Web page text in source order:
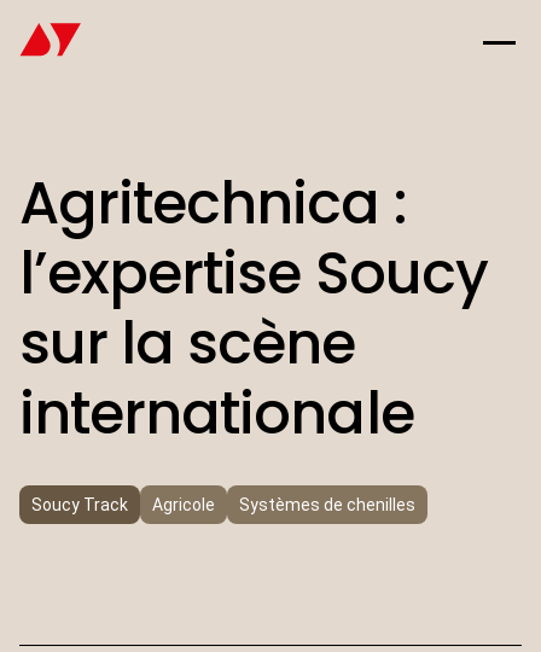
Agritechnica :
l’expertise Soucy
sur la scène
internationale
Soucy Track Agricole Systèmes de chenilles